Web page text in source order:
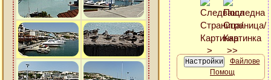
Файлове
Помощ